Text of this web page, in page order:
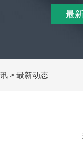
最
> 最新动态